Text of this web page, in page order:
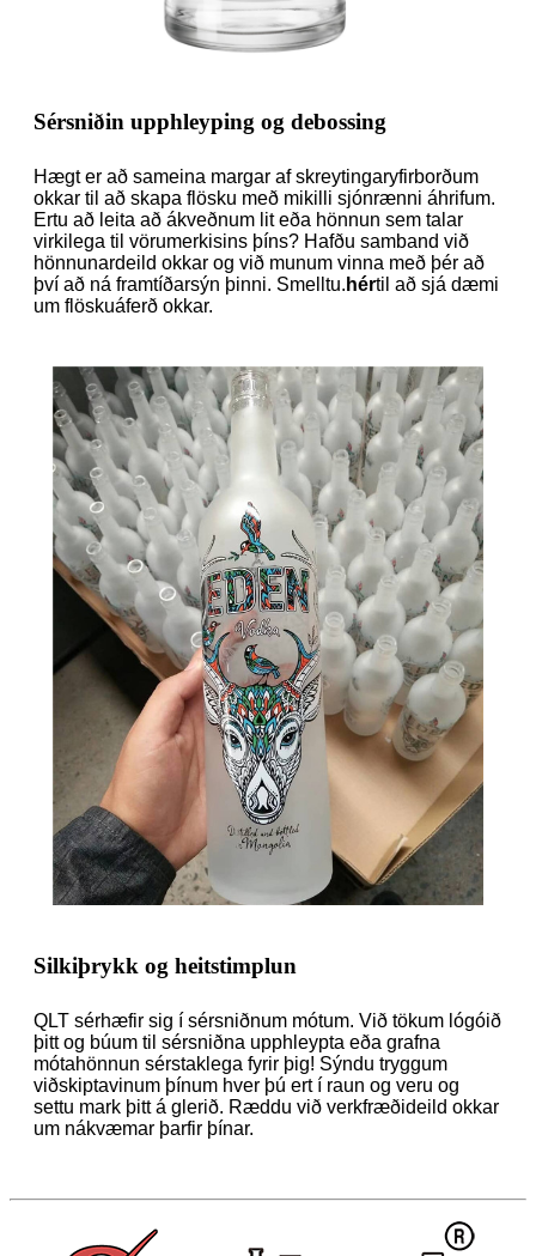
Sérsniðin upphleyping og debossing
Hægt er að sameina margar af skreytingaryfirborðum
okkar til að skapa flösku með mikilli sjónrænni áhrifum.
Ertu að leita að ákveðnum lit eða hönnun sem talar
virkilega til vörumerkisins þíns? Hafðu samband við
hönnunardeild okkar og við munum vinna með þér að
því að ná framtíðarsýn þinni. Smelltu. hértil að sjá dæmi
um flöskuáferð okkar.
Silkiþrykk og heitstimplun
QLT sérhæfir sig í sérsniðnum mótum. Við tökum lógóið
þitt og búum til sérsniðna upphleypta eða grafna
mótahönnun sérstaklega fyrir þig! Sýndu tryggum
viðskiptavinum þínum hver þú ert í raun og veru og
settu mark þitt á glerið. Ræddu við verkfræðideild okkar
um nákvæmar þarfir þínar.